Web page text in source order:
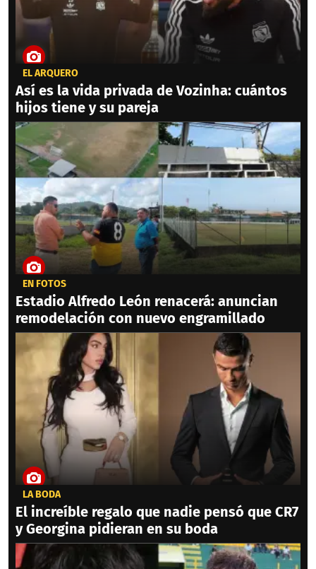
EL ARQUERO
Así es la vida privada de Vozinha: cuántos
hijos tiene y su pareja
EN FOTOS
Estadio Alfredo León renacerá: anuncian
remodelación con nuevo engramillado
LA BODA
El increíble regalo que nadie pensó que CR7
y Georgina pidieran en su boda